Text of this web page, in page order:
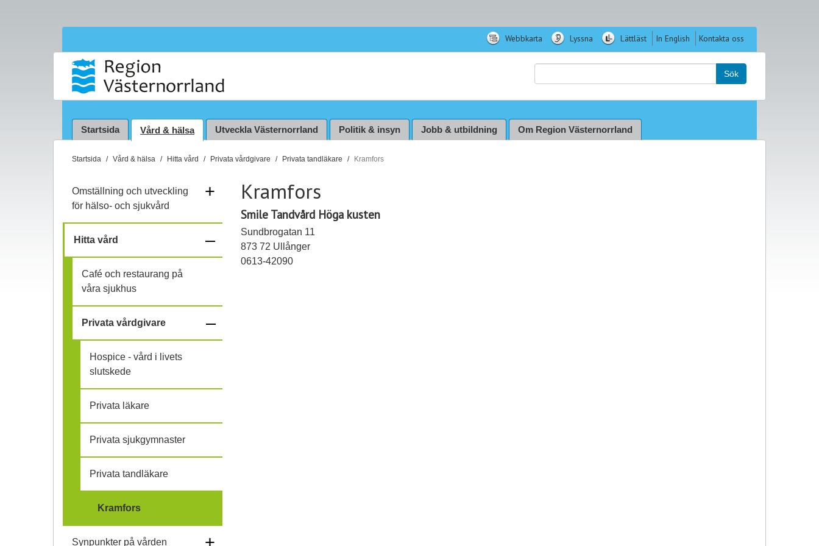
Webbkarta Lyssna Lättläst In English Kontakta oss
Sök
Startsida Vård & hälsa Utveckla Västernorrland Politik & insyn Jobb & utbildning Om Region Västernorrland
D
ä
r
h
ä
r
:
Startsida Vård & hälsa Hitta vård Privata vårdgivare Privata tandläkare Kramfors
Omställning och utveckling
för hälso- och sjukvård
+
Hitta vård
–
l
o
Café och restaurang på
våra sjukhus
Privata vårdgivare
–
l
i
p
Hospice - vård i livets
slutskede
Privata läkare
Privata sjukgymnaster
Privata tandläkare
Kramfors
Synpunkter på vården +
Kramfors
Smile Tandvård Höga kusten
Sundbrogatan 11
873 72 Ullånger
0613-42090